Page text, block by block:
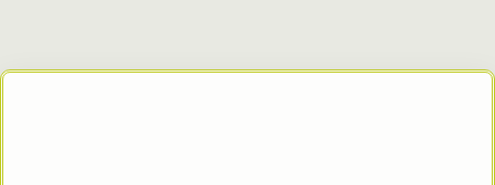
giriş adresitulipbett.net